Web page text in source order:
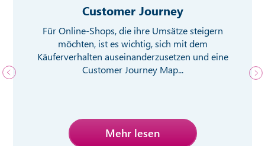
Customer Journey
Für Online-Shops, die ihre Umsätze steigern
möchten, ist es wichtig, sich mit dem
Käuferverhalten auseinanderzusetzen und eine
Customer Journey Map...
Mehr lesen